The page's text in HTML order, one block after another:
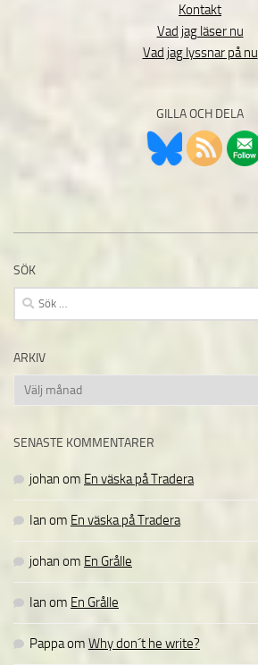
Kontakt
Vad jag läser nu
Vad jag lyssnar på nu
GILLA OCH DELA
SÖK
Sök
efter:
ARKIV
Arkiv
SENASTE KOMMENTARER
johan om En väska på Tradera
Ian om En väska på Tradera
johan om En Grålle
Ian om En Grålle
Pappaom Why don´t he write?